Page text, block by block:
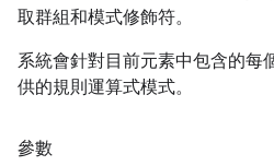
取群組和模式修飾符。
系統會針對目前元素中包含的每
供的規則運算式模式。
參數